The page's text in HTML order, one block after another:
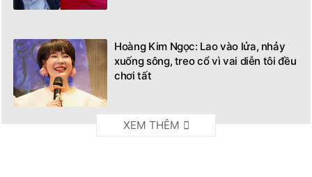
Hoàng Kim Ngọc: Lao vào lửa, nhảy
xuống sông, treo cổ vì vai diễn tôi đều
chơi tất